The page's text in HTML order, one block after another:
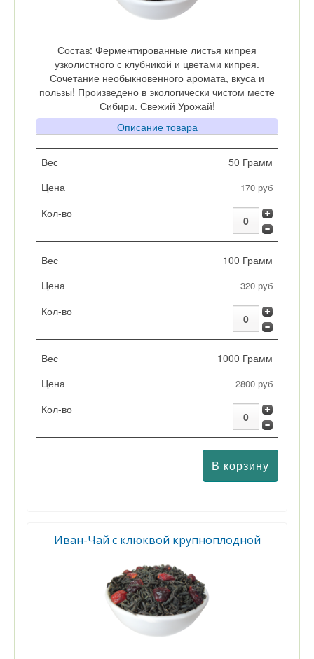
Состав: Ферментированные листья кипрея
узколистного с клубникой и цветами кипрея.
Сочетание необыкновенного аромата, вкуса и
пользы! Произведено в экологически чистом месте
Сибири. Свежий Урожай!
Описание товара
Вес
Цена
Кол-во
50 Грамм
170 руб
100 Грамм
320 руб
1000 Грамм
2800 руб
Иван-Чай с клюквой крупноплодной